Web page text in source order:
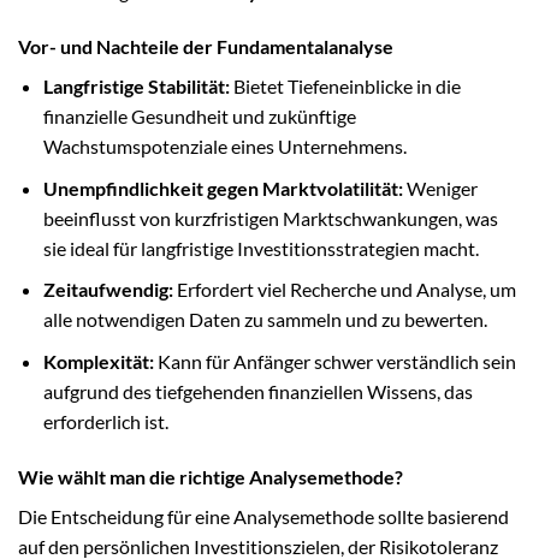
Vor- und Nachteile der Fundamentalanalyse
Langfristige Stabilität:Bietet Tiefeneinblicke in die
finanzielle Gesundheit und zukünftige
Wachstumspotenziale eines Unternehmens.
Unempfindlichkeit gegen Marktvolatilität:Weniger
beeinflusst von kurzfristigen Marktschwankungen, was
sie ideal für langfristige Investitionsstrategien macht.
Zeitaufwendig:Erfordert viel Recherche und Analyse, um
alle notwendigen Daten zu sammeln und zu bewerten.
Komplexität:Kann für Anfänger schwer verständlich sein
aufgrund des tiefgehenden finanziellen Wissens, das
erforderlich ist.
Wie wählt man die richtige Analysemethode?
Die Entscheidung für eine Analysemethode sollte basierend
auf den persönlichen Investitionszielen, der Risikotoleranz